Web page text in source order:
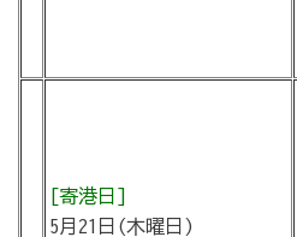
[寄港日]
5月21日(木曜日)